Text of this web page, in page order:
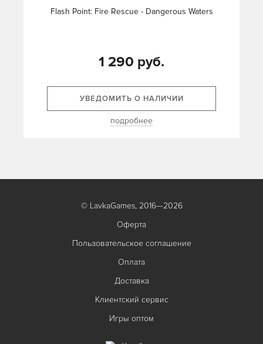
Flash Point: Fire Rescue - Dangerous Waters
1 290 руб.
УВЕДОМИТЬ О НАЛИЧИИ
подробнее
© LavkaGames, 2016—2026
Оферта
Пользовательское соглашение
Оплата
Доставка
Клиентский сервис
Игры оптом